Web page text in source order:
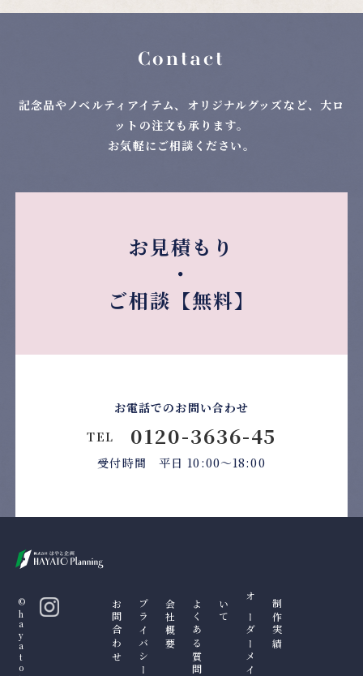
Contact
記念品やノベルティアイテム、オリジナルグッズなど、大ロ
ットの注文も承ります。
お気軽にご相談ください。
お見積もり
・
ご相談【無料】
お電話でのお問い合わせ
TEL
0120-3636-45
受付時間 平日 10:00〜18:00
制作実績
て
よくある質問
会社概要
お問合わせ